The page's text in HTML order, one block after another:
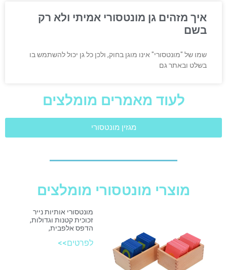
איך מזהים גן מונטסורי אמיתי ולא רק
בשם
שמו של "מונטסורי" אינו מוגן בחוק, ולכן כל גן יכול להשתמש בו
בשלט ובאתר גם
לעוד מאמרים מומלצים
מגזין מונטסורי
מוצרי מונטסורי מומלצים
מונטסורי אותיות נייר
זכוכית קטנות וגדולות,
הדפס אלפבית,
לפרטים>>